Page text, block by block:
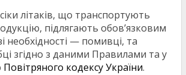
літаків, що транспортують
підлягають обов’язковим
необхідності — помивці, та
згідно з даними Правилами та у
Повітряного кодексу України.